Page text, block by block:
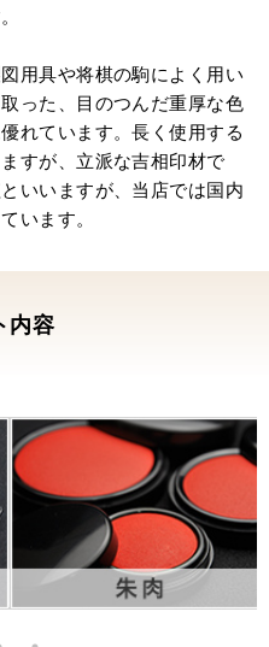
用具や将棋の駒によく用い
った、目のつんだ重厚な色
れています。長く使用する
すが、立派な吉相印材で
いいますが、当店では国内
います。
内容